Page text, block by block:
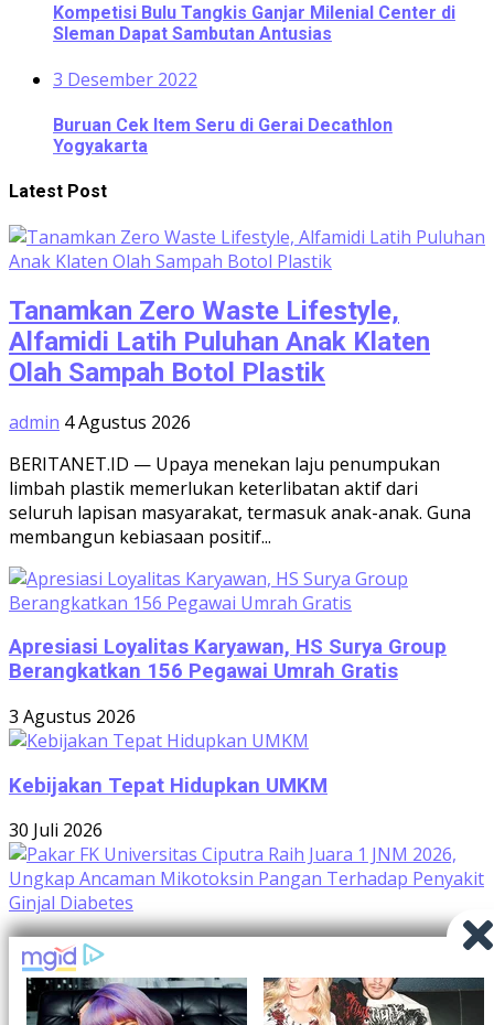
Kompetisi Bulu Tangkis Ganjar Milenial Center di
Sleman Dapat Sambutan Antusias
3 Desember 2022
Buruan Cek Item Seru di Gerai Decathlon
Yogyakarta
Latest Post
Tanamkan Zero Waste Lifestyle,
Alfamidi Latih Puluhan Anak Klaten
Olah Sampah Botol Plastik
admin 4 Agustus 2026
BERITANET.ID — Upaya menekan laju penumpukan
limbah plastik memerlukan keterlibatan aktif dari
seluruh lapisan masyarakat, termasuk anak-anak. Guna
membangun kebiasaan positif...
Apresiasi Loyalitas Karyawan, HS Surya Group
Berangkatkan 156 Pegawai Umrah Gratis
3 Agustus 2026
Kebijakan Tepat Hidupkan UMKM
30 Juli 2026
Pakar FK Universitas Ciputra Raih Juara 1 JNM
2026, Ungkap Ancaman Mikotoksin Pangan
Terhadap Penyakit Ginjal Diabetes